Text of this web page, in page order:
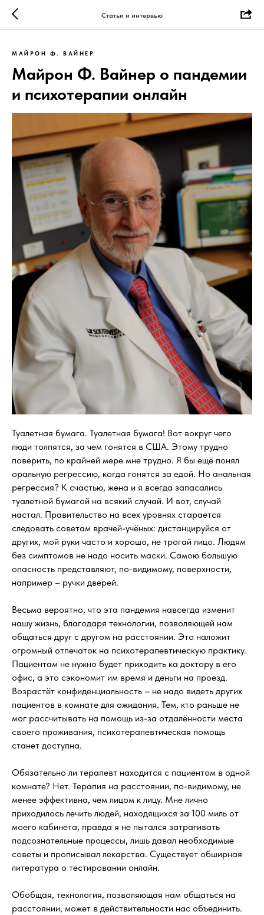
Статьи и интервью
МАЙРОН Ф. ВАЙНЕР
Майрон Ф. Вайнер о пандемии
и психотерапии онлайн
Туалетная бумага. Туалетная бумага! Вот вокруг чего
люди толпятся, за чем гонятся в США. Этому трудно
поверить, по крайней мере мне трудно. Я бы ещё понял
оральную регрессию, когда гонятся за едой. Но анальная
регрессия? К счастью, жена и я всегда запасались
туалетной бумагой на всякий случай. И вот, случай
настал. Правительство на всех уровнях старается
следовать советам врачей-учёных: дистанцируйся от
других, мой руки часто и хорошо, не трогай лицо. Людям
без симптомов не надо носить маски. Самою большую
опасность представляют, по-видимому, поверхности,
например – ручки дверей.
Весьма вероятно, что эта пандемия навсегда изменит
нашу жизнь, благодаря технологии, позволяющей нам
общаться друг с другом на расстоянии. Это наложит
огромный отпечаток на психотерапевтическую практику.
Пациентам не нужно будет приходить ка доктору в его
офис, а это сэкономит им время и деньги на проезд.
Возрастёт конфиденциальность – не надо видеть других
пациентов в комнате для ожидания. Тем, кто раньше не
мог рассчитывать на помощь из-за отдалённости места
своего проживания, психотерапевтическая помощь
станет доступна.
Обязательно ли терапевт находится с пациентом в одной
комнате? Нет. Терапия на расстоянии, по-видимому, не
менее эффективна, чем лицом к лицу. Мне лично
приходилось лечить людей, находящихся за 100 миль от
моего кабинета, правда я не пытался затрагивать
подсознательные процессы, лишь давал необходимые
советы и прописывал лекарства. Существует обширная
литература о тестировании онлайн.
Обобщая, технология, позволяющая нам общаться на
расстоянии, может в действительности нас объединить.